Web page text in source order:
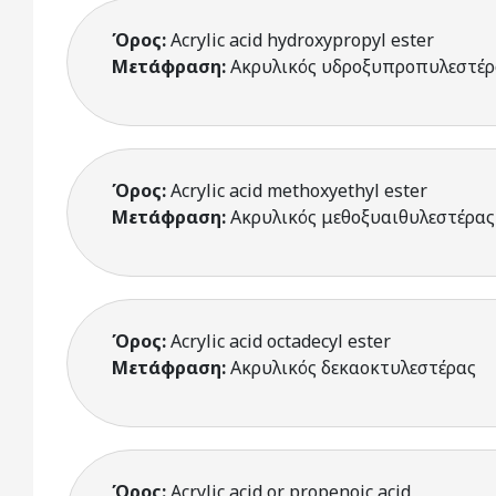
Όρος:Acrylic acid hydroxypropyl ester
Μετάφραση:Ακρυλικός
Όρος:Acrylic acid methoxyethyl ester
Μετάφραση:Ακρυλικός μεθοξυαιθυλεστέρας
Όρος:Acrylic acid octadecyl ester
Μετάφραση:Ακρυλικός δεκαοκτυλεστέρας